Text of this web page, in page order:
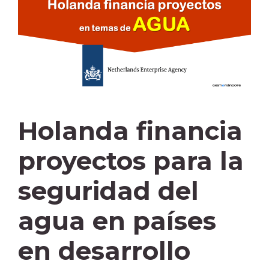
Holanda financia
proyectos para la
seguridad del
agua en países
en desarrollo